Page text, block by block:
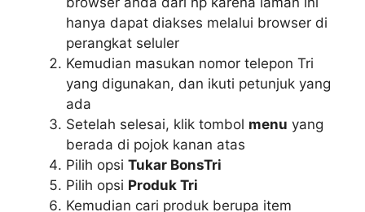
hanya dapat diakses melalui browser di
perangkat seluler
Kemudian masukan nomor telepon Tri
yang digunakan, dan ikuti petunjuk yang
ada
Setelah selesai, klik tombol menu yang
berada di pojok kanan atas
Pilih opsi Tukar BonsTri
Pilih opsi Produk Tri
Kemudian cari produk berupa item